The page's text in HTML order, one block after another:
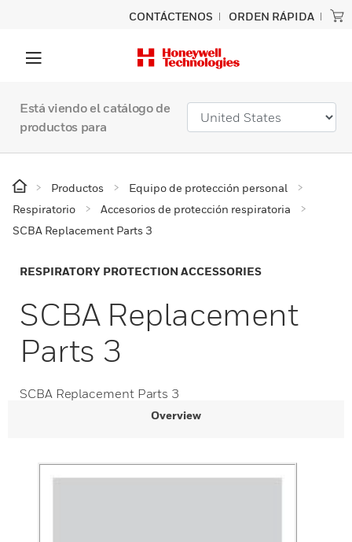
CONTÁCTENOS ORDEN RÁPIDA
Está viendo el catálogo de
productos para
Productos
Equipo de protección personal
Respiratorio
Accesorios de protección respiratoria
SCBA Replacement Parts 3
RESPIRATORY PROTECTION ACCESSORIES
SCBA Replacement
Parts 3
SCBA Replacement Parts 3
Overview